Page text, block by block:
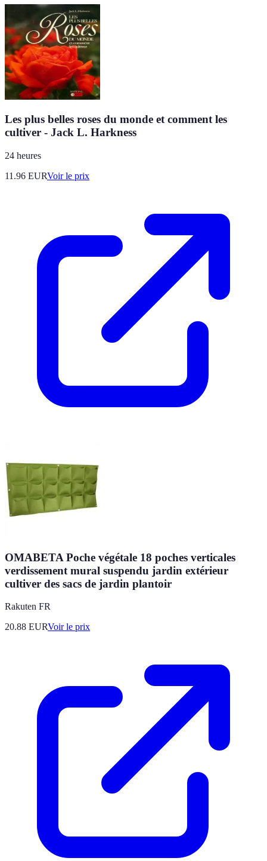
Les plus belles roses du monde et comment les
cultiver - Jack L. Harkness
24 heures
11.96 EURVoir le prix
OMABETA Poche végétale 18 poches verticales
verdissement mural suspendu jardin extérieur
cultiver des sacs de jardin plantoir
Rakuten FR
20.88 EURVoir le prix